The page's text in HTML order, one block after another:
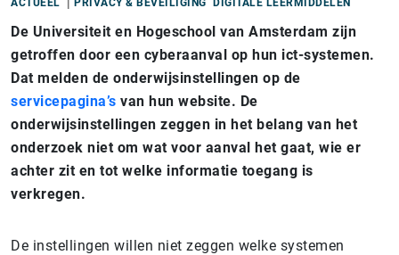
ACTUEEL PRIVACY & BEVEILIGING DIGITALE LEERMIDDELEN
De Universiteit en Hogeschool van Amsterdam zijn
getroffen door een cyberaanval op hun ict-systemen.
Dat melden de onderwijsinstellingen op de
servicepagina’s van hun website. De
onderwijsinstellingen zeggen in het belang van het
onderzoek niet om wat voor aanval het gaat, wie er
achter zit en tot welke informatie toegang is
verkregen.
De instellingen willen niet zeggen welke systemen